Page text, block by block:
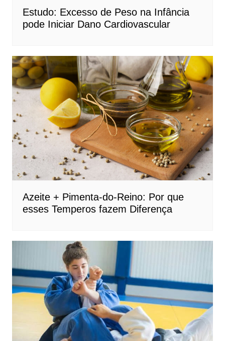
Estudo: Excesso de Peso na Infância
pode Iniciar Dano Cardiovascular
Azeite + Pimenta-do-Reino: Por que
esses Temperos fazem Diferença